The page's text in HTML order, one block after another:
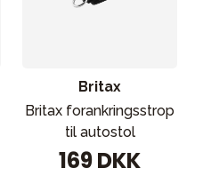
Britax
Britax forankringsstrop
til autostol
169 DKK